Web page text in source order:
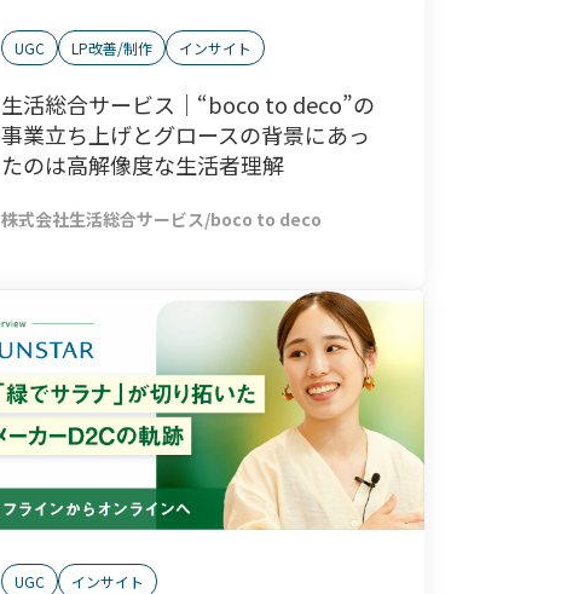
UGC LP改善/制作 インサイト
生活総合サービス｜“boco to deco”の
事業立ち上げとグロースの背景にあっ
たのは高解像度な生活者理解
株式会社生活総合サービス/boco to deco
UGC インサイト